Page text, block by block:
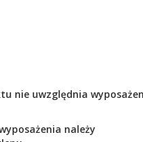
nie uwzględnia
należy